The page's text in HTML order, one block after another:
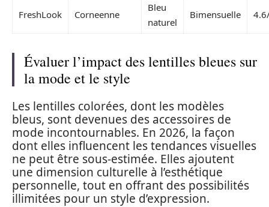
FreshLook Corneenne
Bleu
naturel
Bimensuelle
Évaluer l’impact des lentilles bleues sur
la mode et le style
Les lentilles colorées, dont les modèles
bleus, sont devenues des accessoires de
mode incontournables. En 2026, la façon
dont elles influencent les tendances visuelles
ne peut être sous-estimée. Elles ajoutent
une dimension culturelle à l’esthétique
personnelle, tout en offrant des possibilités
illimitées pour un style d’expression.